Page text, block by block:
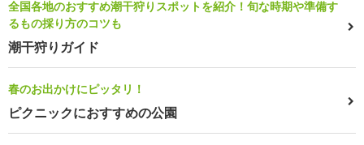
全国各地のおすすめ潮干狩りスポットを紹介！旬な時期や準備す
るもの採り方のコツも
潮干狩りガイド
春のお出かけにピッタリ！
ピクニックにおすすめの公園